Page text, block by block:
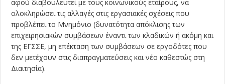
αφού διαβουλευτεί με τους κοινωνικούς εταίρους, να
ολοκληρώσει τις αλλαγές στις εργασιακές σχέσεις που
προβλέπει το Μνημόνιο (δυνατότητα απόκλισης των
επιχειρησιακών συμβάσεων έναντι των κλαδικών ή ακόμη και
της ΕΓΣΣΕ, μη επέκταση των συμβάσεων σε εργοδότες που
δεν μετέχουν στις διαπραγματεύσεις και νέο καθεστώς στη
Διαιτησία).